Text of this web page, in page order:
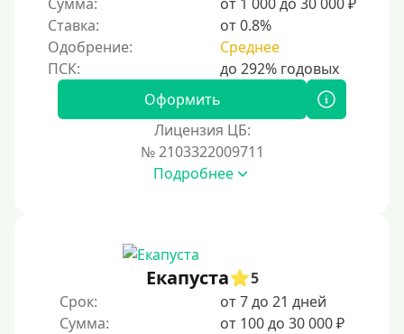
Под залог ПТС
Без залога
Под залог недвижимости
Под ПТС по доверенности
Цель
Ставка:
от 0.8%
Одобрение:
Среднее
Оформить
Лицензия ЦБ:
№ 2103322009711
Подробнее
Екапуста
5
Срок:
от 7 до 21 дней
Сумма:
от 100 до 30 000 ₽